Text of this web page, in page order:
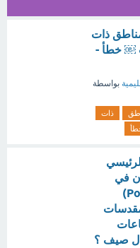
ذات
￼ خطأ -
بواسطة
ذات
في
المنطقة الشرقية: (1 Point)
صيف ؟